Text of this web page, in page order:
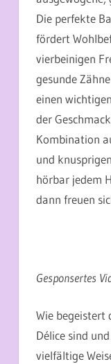
Die perfekte
fördert
vierbeinigen
gesunde
einen
der
Kombination
und
hörbar jedem
dann freuen
Gesponsertes
Wie begeistert
Délice sind
vielfältige